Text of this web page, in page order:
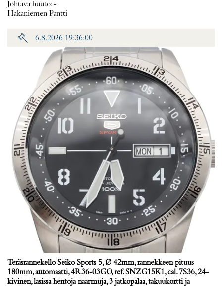
Johtava huuto:-
Hakaniemen Pantti
6.8.2026 19:36:00
Teräsrannekello Seiko Sports 5, Ø 42mm, rannekkeen pituus
180mm, automaatti, 4R36-03GO, ref. SNZG15K1, cal. 7S36, 24-
kivinen, lasissa hentoja naarmuja, 3 jatkopalaa, takuukortti ja